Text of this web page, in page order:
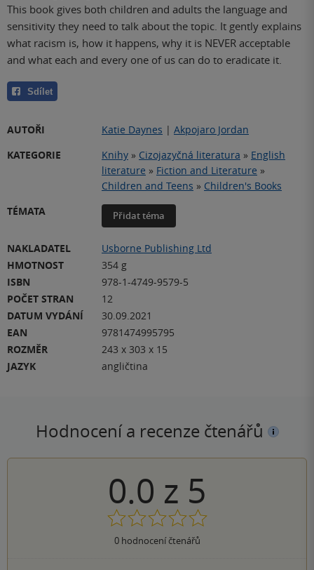
This book gives both children and adults the language and
sensitivity they need to talk about the topic. It gently explains
what racism is, how it happens, why it is NEVER acceptable
and what each and every one of us can do to eradicate it.
Sdílet
AUTOŘI Katie Daynes | Akpojaro Jordan
KATEGORIE
Knihy » Cizojazyčná literatura » English
literature » Fiction and Literature »
Children and Teens » Children's Books
TÉMATA
Přidat téma
NAKLADATEL
Usborne Publishing Ltd
HMOTNOST
354 g
ISBN
978-1-4749-9579-5
POČET STRAN
12
DATUM VYDÁNÍ
30.09.2021
EAN
9781474995795
ROZMĚR
243 x 303 x 15
JAZYK
angličtina
Hodnocení a recenze čtenářů
0.0 z 5
0hodnocení čtenářů